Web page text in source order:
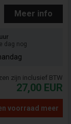
Meer info
dag nog
zijn inclusief BTW
27,00 EUR
voorraad meer